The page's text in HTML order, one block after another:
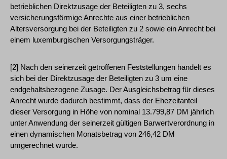
betrieblichen Direktzusage der Beteiligten zu 3, sechs
versicherungsförmige Anrechte aus einer betrieblichen
Altersversorgung bei der Beteiligten zu 2 sowie ein Anrecht bei
einem luxemburgischen Versorgungsträger.
[2] Nach den seinerzeit getroffenen Feststellungen handelt es
sich bei der Direktzusage der Beteiligten zu 3 um eine
endgehaltsbezogene Zusage. Der Ausgleichsbetrag für dieses
Anrecht wurde dadurch bestimmt, dass der Ehezeitanteil
dieser Versorgung in Höhe von nominal 13.799,87 DM jährlich
unter Anwendung der seinerzeit gültigen Barwertverordnung in
einen dynamischen Monatsbetrag von 246,42 DM
umgerechnet wurde.